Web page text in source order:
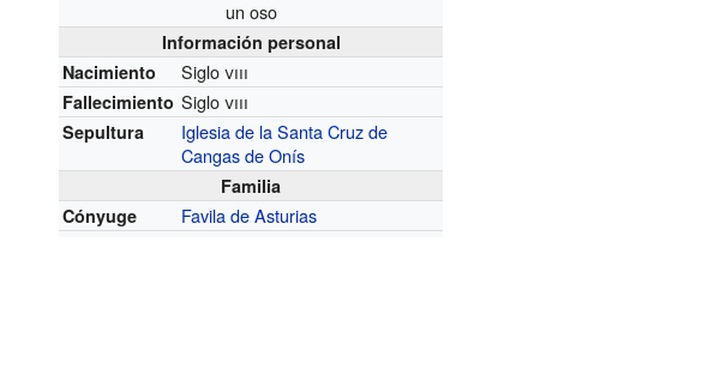
un oso
Información personal
Nacimiento
Sigloviii
Fallecimiento Sigloviii
Sepultura
Iglesia de la Santa Cruz de
Cangas de Onís
Familia
Cónyuge
Favila de Asturias